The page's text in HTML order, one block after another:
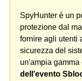
SpyHunter è un
protezione dal
fornire agli utenti
sicurezza del
un'ampia
dell'evento